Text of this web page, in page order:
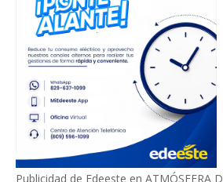
Publicidad de Edeeste en ATMÓSFERA